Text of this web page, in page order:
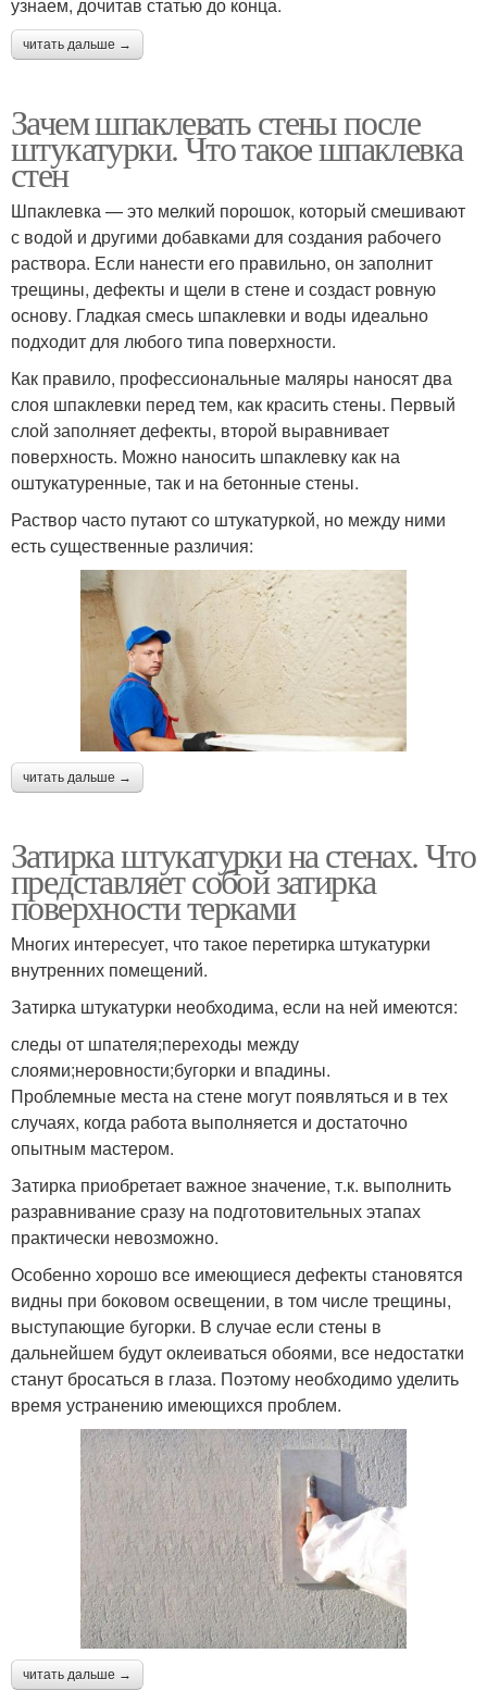
читать дальше →
Зачем шпаклевать стены после
штукатурки. Что такое шпаклевка
стен
Шпаклевка — это мелкий порошок, который смешивают
с водой и другими добавками для создания рабочего
раствора. Если нанести его правильно, он заполнит
трещины, дефекты и щели в стене и создаст ровную
основу. Гладкая смесь шпаклевки и воды идеально
подходит для любого типа поверхности.
Как правило, профессиональные маляры наносят два
слоя шпаклевки перед тем, как красить стены. Первый
слой заполняет дефекты, второй выравнивает
поверхность. Можно наносить шпаклевку как на
оштукатуренные, так и на бетонные стены.
Раствор часто путают со штукатуркой, но между ними
есть существенные различия:
читать дальше →
Затирка штукатурки на стенах. Что
представляет собой затирка
поверхности терками
Многих интересует, что такое перетирка штукатурки
внутренних помещений.
Затирка штукатурки необходима, если на ней имеются:
следы от шпателя;переходы между
слоями;неровности;бугорки и впадины.
Проблемные места на стене могут появляться и в тех
случаях, когда работа выполняется и достаточно
опытным мастером.
Затирка приобретает важное значение, т.к. выполнить
разравнивание сразу на подготовительных этапах
практически невозможно.
Особенно хорошо все имеющиеся дефекты становятся
видны при боковом освещении, в том числе трещины,
выступающие бугорки. В случае если стены в
дальнейшем будут оклеиваться обоями, все недостатки
станут бросаться в глаза. Поэтому необходимо уделить
время устранению имеющихся проблем.
читать дальше →